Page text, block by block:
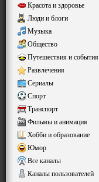
Красота и здоровье
Люди и блоги
Музыка
Общество
Путешествия и события
Развлечения
Сериалы
Спорт
Транспорт
Фильмы и анимация
Хобби и образование
Юмор
Все каналы
Каналы пользователей